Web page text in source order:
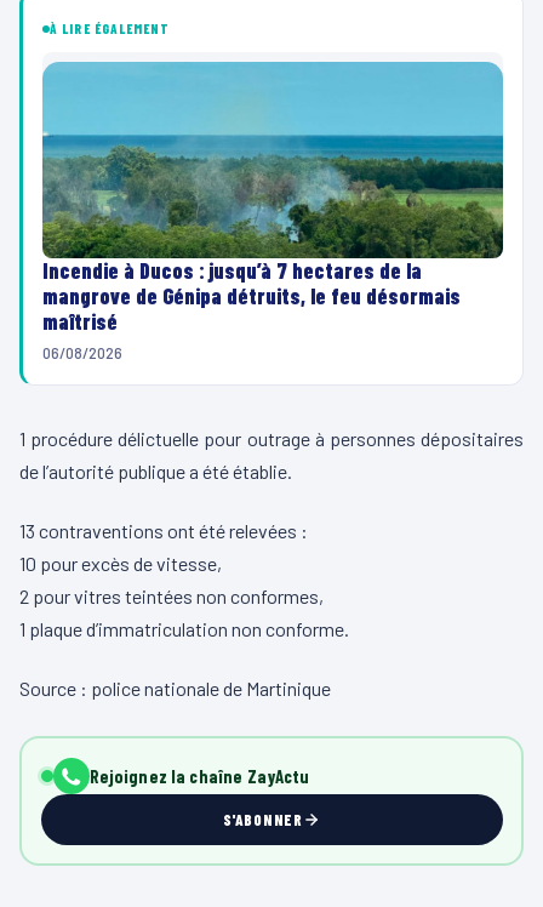
À LIRE ÉGALEMENT
Incendie à Ducos : jusqu’à 7 hectares de la
mangrove de Génipa détruits, le feu désormais
maîtrisé
06/08/2026
1 procédure délictuelle pour outrage à personnes dépositaires
de l’autorité publique a été établie.
13 contraventions ont été relevées :
10 pour excès de vitesse,
2 pour vitres teintées non conformes,
1 plaque d’immatriculation non conforme.
Source : police nationale de Martinique
Rejoignez la chaîne ZayActu
S'ABONNER